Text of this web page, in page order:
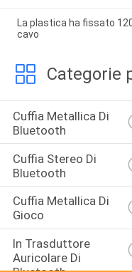
La plastica ha fissato
cavo
Categorie
Cuffia Metallica Di
Bluetooth
Cuffia Stereo Di
Bluetooth
Cuffia Metallica Di
Gioco
In Trasduttore
Auricolare Di